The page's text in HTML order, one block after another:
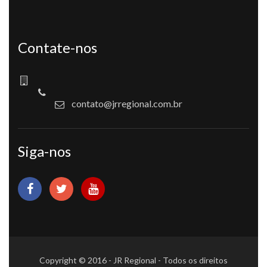
Contate-nos
contato@jrregional.com.br
Siga-nos
Copyright © 2016 - JR Regional - Todos os direitos